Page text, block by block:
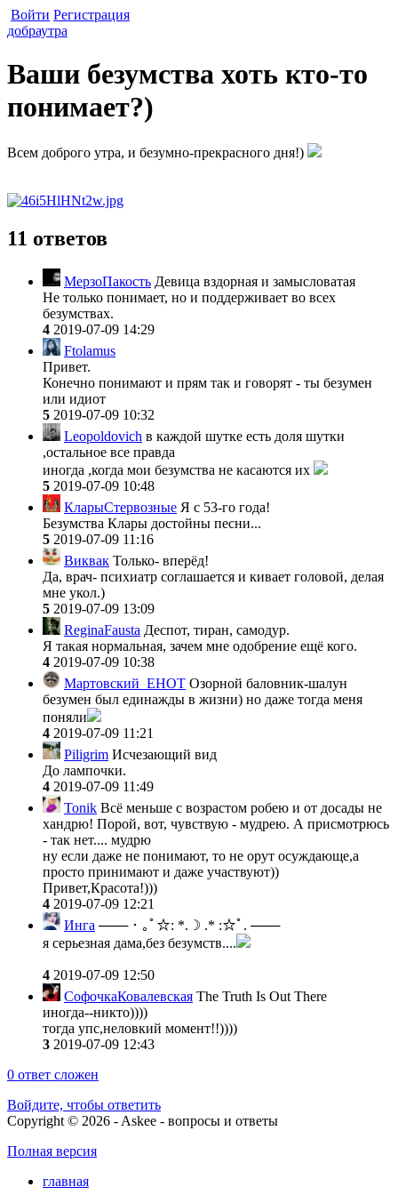
Войти Регистрация
добраутра
Ваши безумства хоть кто-то
понимает?)
Всем доброго утра, и безумно-прекрасного дня!)
11 ответов
МерзоПакость Девица вздорная и замысловатая
Не только понимает, но и поддерживает во всех
безумствах.
4 2019-07-09 14:29
Ftolamus
Привет.
Конечно понимают и прям так и говорят - ты безумен
или идиот
5 2019-07-09 10:32
Leopoldovich в каждой шутке есть доля шутки
,остальное все правда
иногда ,когда мои безумства не касаются их
5 2019-07-09 10:48
КларыСтервозные Я с 53-го года!
Безумства Клары достойны песни...
5 2019-07-09 11:16
Виквак Только- вперёд!
Да, врач- психиатр соглашается и кивает головой, делая
мне укол.)
5 2019-07-09 13:09
ReginaFausta Деспот, тиран, самодур.
Я такая нормальная, зачем мне одобрение ещё кого.
4 2019-07-09 10:38
Мартовский_ЕНОТ Озорной баловник-шалун
безумен был единажды в жизни) но даже тогда меня
поняли
4 2019-07-09 11:21
Piligrim Исчезающий вид
До лампочки.
4 2019-07-09 11:49
Tonik Всё меньше с возрастом робею и от досады не
хандрю! Порой, вот, чувствую - мудрею. А присмотрюсь
- так нет.... мудрю
ну если даже не понимают, то не орут осуждающе,а
просто принимают и даже участвуют))
Привет,Красота!)))
4 2019-07-09 12:21
Инга ─── ･ ｡ﾟ☆: *.☽ .* :☆ﾟ. ───
я серьезная дама,без безумств....
4 2019-07-09 12:50
СофочкаКовалевская The Truth Is Out There
иногда--никто))))
тогда упс,неловкий момент!!))))
3 2019-07-09 12:43
0 ответ сложен
Войдите, чтобы ответить
Copyright © 2026 - Askee - вопросы и ответы
Полная версия
главная